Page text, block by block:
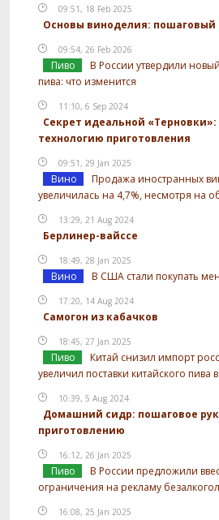
09:51, 18 Feb 2025
Основы виноделия: пошаговый
09:54, 26 Feb 2026
Пиво
В России утвердили
пива: что изменится
11:10, 6 Sep 2024
Секрет идеальной
технологию приготовления
09:51, 29 Jan 2025
Вино
Продажа иностранных
увеличилась на 4,7%, несмотря на
13:29, 21 Aug 2024
Берлинер-вайссе
18:49, 28 Jan 2025
Вино В США стали покупать
17:20, 14 Aug 2024
Самогон из кабачков
18:45, 27 Jan 2025
Пиво
Китай снизил импорт
увеличил поставки китайского пива
10:39, 5 Aug 2024
Домашний сидр: пошаговое
приготовлению
16:12, 26 Jan 2025
Пиво
В России предложили
ограничения на рекламу
16:08, 25 Jan 2025